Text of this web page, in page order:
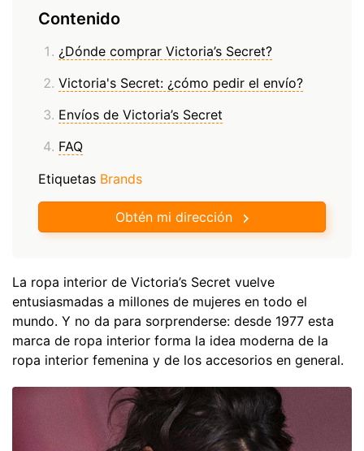
Contenido
¿Dónde comprar Victoria’s Secret?
Victoria's Secret: ¿cómo pedir el envío?
Envíos de Victoria’s Secret
FAQ
Etiquetas Brands
Obtén mi dirección
La ropa interior de Victoria’s Secret vuelve
entusiasmadas a millones de mujeres en todo el
mundo. Y no da para sorprenderse: desde 1977 esta
marca de ropa interior forma la idea moderna de la
ropa interior femenina y de los accesorios en general.